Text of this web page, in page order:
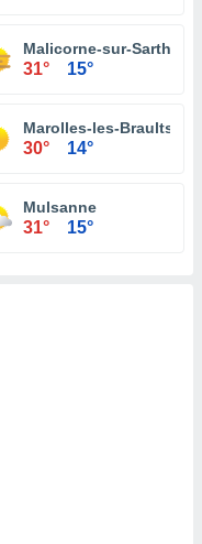
Malicorne-sur-Sarthe
31° 15°
Marolles-les-Braults
30° 14°
Mulsanne
31° 15°